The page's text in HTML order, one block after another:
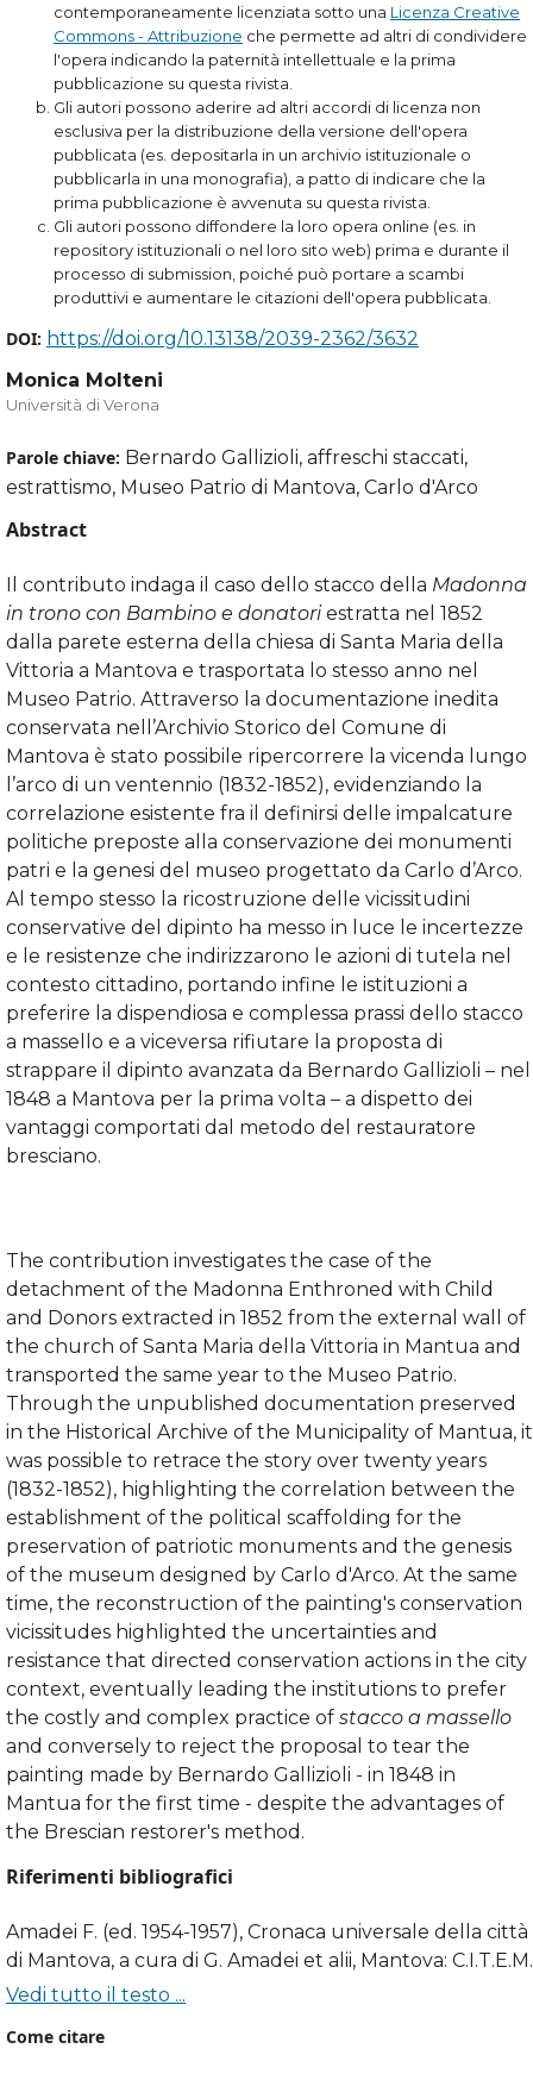
contemporaneamente licenziata sotto una Licenza Creative
Commons - Attribuzione che permette ad altri di condividere
l'opera indicando la paternità intellettuale e la prima
pubblicazione su questa rivista.
Gli autori possono aderire ad altri accordi di licenza non
esclusiva per la distribuzione della versione dell'opera
pubblicata (es. depositarla in un archivio istituzionale o
pubblicarla in una monografia), a patto di indicare che la
prima pubblicazione è avvenuta su questa rivista.
Gli autori possono diffondere la loro opera online (es. in
repository istituzionali o nel loro sito web) prima e durante il
processo di submission, poiché può portare a scambi
produttivi e aumentare le citazioni dell'opera pubblicata.
DOI: https://doi.org/10.13138/2039-2362/3632
Monica Molteni
Università di Verona
Parole chiave: Bernardo Gallizioli, affreschi staccati,
estrattismo, Museo Patrio di Mantova, Carlo d'Arco
Abstract
Il contributo indaga il caso dello stacco della Madonna
in trono con Bambino e donatoriestratta nel 1852
dalla parete esterna della chiesa di Santa Maria della
Vittoria a Mantova e trasportata lo stesso anno nel
Museo Patrio. Attraverso la documentazione inedita
conservata nell’Archivio Storico del Comune di
Mantova è stato possibile ripercorrere la vicenda lungo
l’arco di un ventennio (1832-1852), evidenziando la
correlazione esistente fra il definirsi delle impalcature
politiche preposte alla conservazione dei monumenti
patri e la genesi del museo progettato da Carlo d’Arco.
Al tempo stesso la ricostruzione delle vicissitudini
conservative del dipinto ha messo in luce le incertezze
e le resistenze che indirizzarono le azioni di tutela nel
contesto cittadino, portando infine le istituzioni a
preferire la dispendiosa e complessa prassi dello stacco
a massello e a viceversa rifiutare la proposta di
strappare il dipinto avanzata da Bernardo Gallizioli – nel
1848 a Mantova per la prima volta – a dispetto dei
vantaggi comportati dal metodo del restauratore
bresciano.
The contribution investigates the case of the
detachment of the Madonna Enthroned with Child
and Donors extracted in 1852 from the external wall of
the church of Santa Maria della Vittoria in Mantua and
transported the same year to the Museo Patrio.
Through the unpublished documentation preserved
in the Historical Archive of the Municipality of Mantua, it
was possible to retrace the story over twenty years
(1832-1852), highlighting the correlation between the
establishment of the political scaffolding for the
preservation of patriotic monuments and the genesis
of the museum designed by Carlo d'Arco. At the same
time, the reconstruction of the painting's conservation
vicissitudes highlighted the uncertainties and
resistance that directed conservation actions in the city
context, eventually leading the institutions to prefer
the costly and complex practice of stacco a massello
and conversely to reject the proposal to tear the
painting made by Bernardo Gallizioli - in 1848 in
Mantua for the first time - despite the advantages of
the Brescian restorer's method.
Riferimenti bibliografici
Amadei F. (ed. 1954-1957), Cronaca universale della città
di Mantova, a cura di G. Amadei et alii, Mantova: C.I.T.E.M.
conoscere le più pregevoli opere di belle arti nella città
Vedi tutto il testo ...
Come citare